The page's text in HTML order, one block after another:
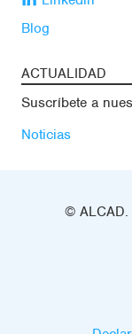
Blog
ACTUALIDAD
Suscríbete a
Noticias
© ALCAD.